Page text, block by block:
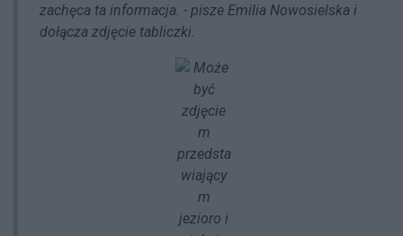
zachęca ta informacja. - pisze Emilia Nowosielska i
dołącza zdjęcie tabliczki.